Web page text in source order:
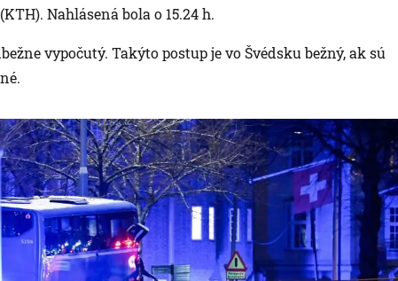
Nahlásená bola o 15.24 h.
vypočutý. Takýto postup je vo Švédsku bežný, ak sú